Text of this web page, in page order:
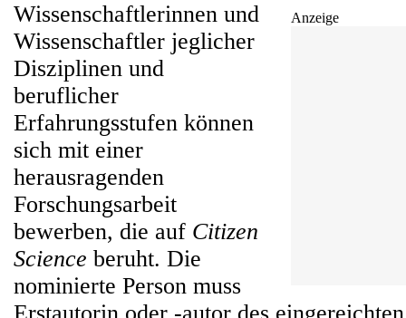
Anzeige
Wissenschaftlerinnen und
Wissenschaftler jeglicher
Disziplinen und
beruflicher
Erfahrungsstufen können
sich mit einer
herausragenden
Forschungsarbeit
bewerben, die auf Citizen
Science beruht. Die
nominierte Person muss